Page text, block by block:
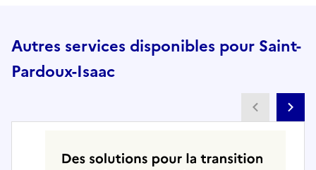
Autres services disponibles pour Saint-
Pardoux-Isaac